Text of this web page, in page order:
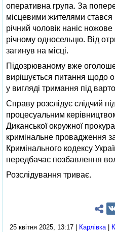
оперативна група. За
місцевими жителями стався
річний чоловік наніс
річному односельцю. Від
загинув на місці.
Підозрюваному вже
вирішується питання щодо
у вигляді тримання під
Справу розслідує слідчий
процесуальним
Диканської окружної
кримінальне провадження
Кримінального кодексу
передбачає позбавлення
Розслідування триває.
25 квітня 2025, 13:17 | Карлівка|